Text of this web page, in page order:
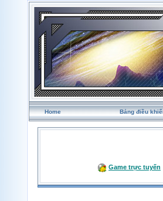
Home Bảng điều
Game trực tuyến